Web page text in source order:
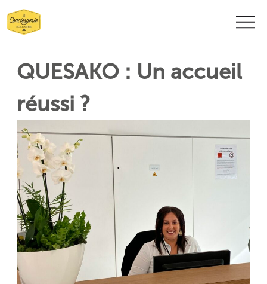
QUESAKO : Un accueil
réussi ?